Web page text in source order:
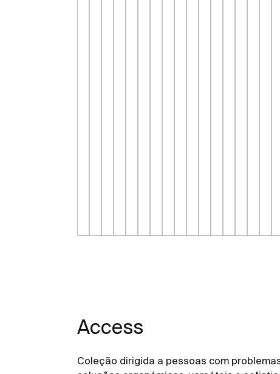
Access
Coleção dirigida a pessoas com